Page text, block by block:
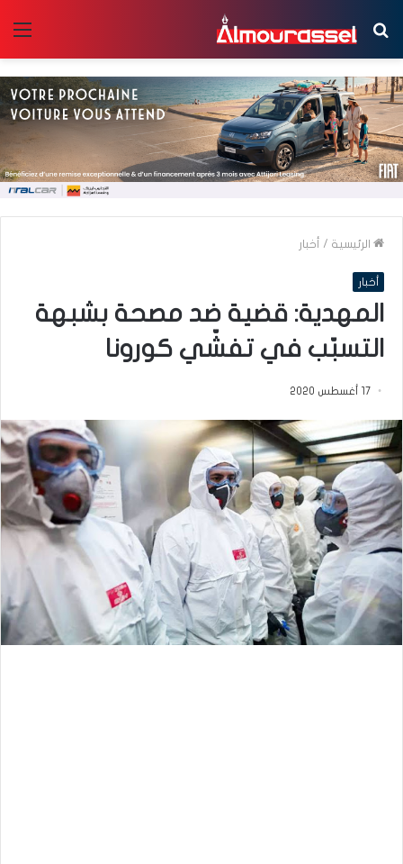
بحث
عن
الرئيسية / أخبار
أخبار
المهدية: قضية ضد مصحة بشبهة
التسبّب في تفشّي كورونا
17 أغسطس 2020